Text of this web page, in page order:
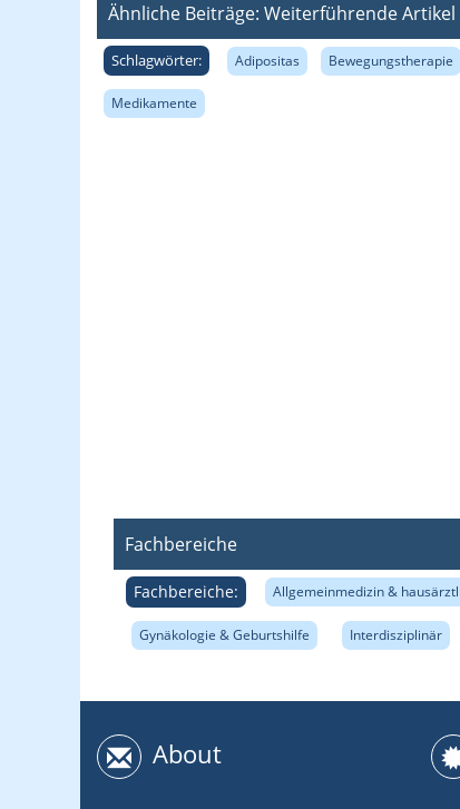
Ähnliche Beiträge: Weiterführende Artikel
Schlagwörter: Adipositas Bewegungstherapie
Medikamente
Fachbereiche
Fachbereiche: Allgemeinmedizin &
Gynäkologie & Geburtshilfe Interdisziplinär
About